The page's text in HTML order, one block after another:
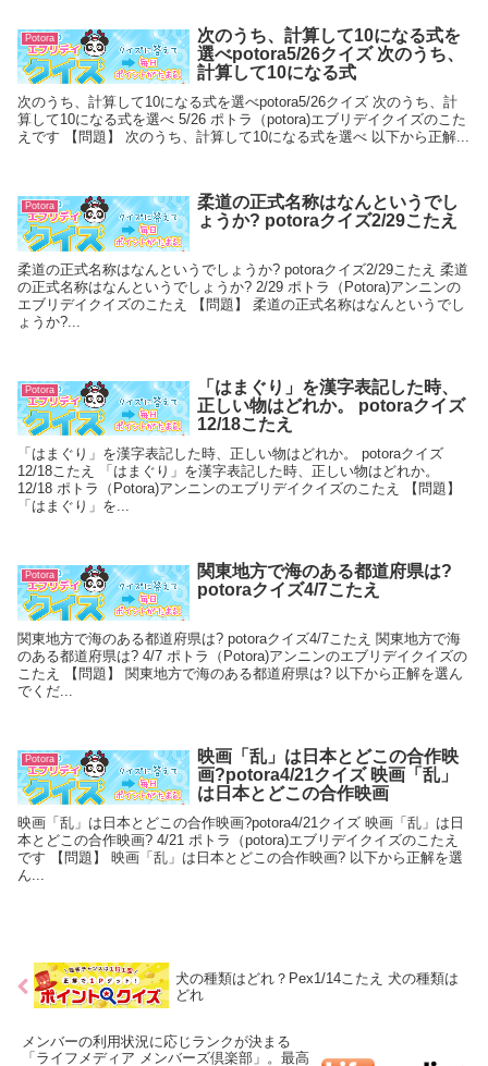
Potora
次のうち、計算して10になる式を
選べpotora5/26クイズ 次のうち、
計算して10になる式
次のうち、計算して10になる式を選べpotora5/26クイズ 次のうち、計
算して10になる式を選べ 5/26 ポトラ（potora)エブリデイクイズのこた
えです 【問題】 次のうち、計算して10になる式を選べ 以下から正解...
Potora
柔道の正式名称はなんというでし
ょうか? potoraクイズ2/29こたえ
柔道の正式名称はなんというでしょうか? potoraクイズ2/29こたえ 柔道
の正式名称はなんというでしょうか? 2/29 ポトラ（Potora)アンニンの
エブリデイクイズのこたえ 【問題】 柔道の正式名称はなんというでし
ょうか?...
Potora
「はまぐり」を漢字表記した時、
正しい物はどれか。 potoraクイズ
12/18こたえ
「はまぐり」を漢字表記した時、正しい物はどれか。 potoraクイズ
12/18こたえ 「はまぐり」を漢字表記した時、正しい物はどれか。
12/18 ポトラ（Potora)アンニンのエブリデイクイズのこたえ 【問題】
「はまぐり」を...
Potora
関東地方で海のある都道府県は?
potoraクイズ4/7こたえ
関東地方で海のある都道府県は? potoraクイズ4/7こたえ 関東地方で海
のある都道府県は? 4/7 ポトラ（Potora)アンニンのエブリデイクイズの
こたえ 【問題】 関東地方で海のある都道府県は? 以下から正解を選ん
でくだ...
Potora
映画「乱」は日本とどこの合作映
画?potora4/21クイズ 映画「乱」
は日本とどこの合作映画
映画「乱」は日本とどこの合作映画?potora4/21クイズ 映画「乱」は日
本とどこの合作映画? 4/21 ポトラ（potora)エブリデイクイズのこたえ
です 【問題】 映画「乱」は日本とどこの合作映画? 以下から正解を選
ん...
犬の種類はどれ？Pex1/14こたえ 犬の種類は
どれ
メンバーの利用状況に応じランクが決まる
「ライフメディア メンバーズ倶楽部」。最高